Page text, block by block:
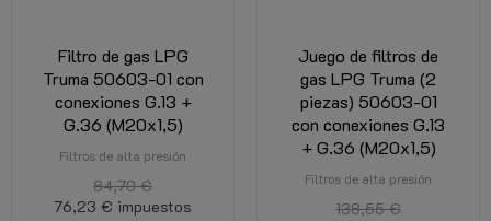
Filtro de gas LPG
Truma 50603-01 con
conexiones G.13 +
G.36 (M20x1,5)
Filtros de alta presión
84,70 €
76,23 € impuestos
Juego de filtros de
gas LPG Truma (2
piezas) 50603-01
con conexiones G.13
+ G.36 (M20x1,5)
Filtros de alta presión
138,55 €